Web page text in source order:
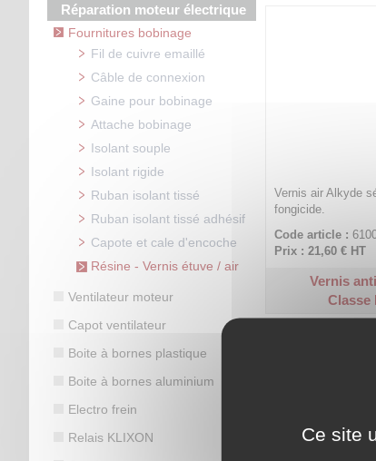
Réparation moteur électrique
Fournitures bobinage
Fil de cuivre emaillé
Câble de connexion
Gaine pour bobinage
Attache bobinage
Isolant souple
Isolant rigide
Ruban isolant tissé
Ruban isolant tissé adhésif
Capote et cale d'encoche
Résine - Vernis étuve / air
Ventilateur moteur
Capot ventilateur
Boite à bornes plastique
Boite à bornes aluminium
Electro frein
Relais KLIXON
Vernis air Alkyde
fongicide.
Code article :
Prix : 21,60 € HT
Vernis
Classe
Ce site